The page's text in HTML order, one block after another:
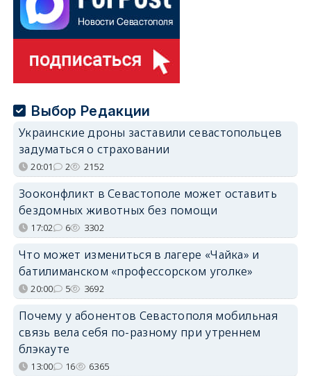
Выбор Редакции
Украинские дроны заставили севастопольцев
задуматься о страховании
20:01 2 2152
Зооконфликт в Севастополе может оставить
бездомных животных без помощи
17:02 6 3302
Что может измениться в лагере «Чайка» и
батилиманском «профессорском уголке»
20:00 5 3692
Почему у абонентов Севастополя мобильная
связь вела себя по-разному при утреннем
блэкауте
13:00 16 6365